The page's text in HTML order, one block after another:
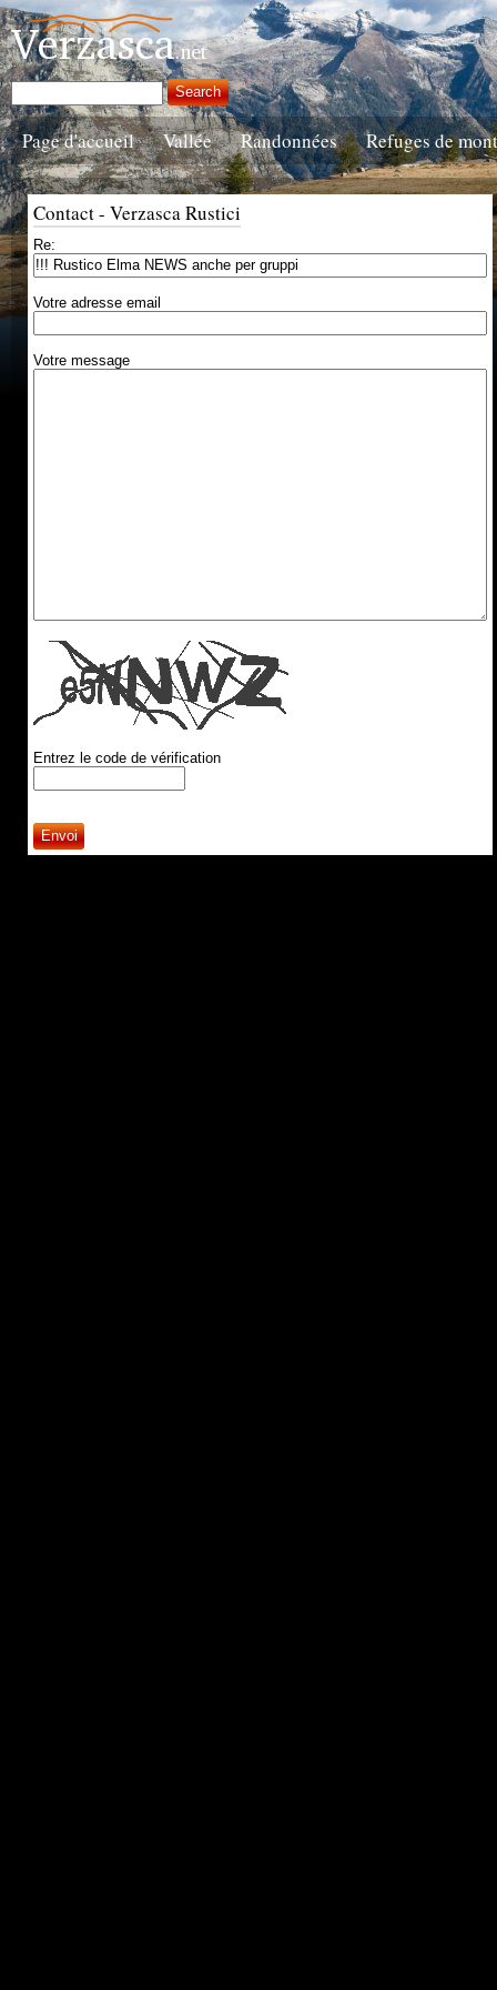
Page d'accueil Vallée Randonnées Refuges de
Contact - Verzasca Rustici
Re:
Votre adresse email
Votre message
Entrez le code de vérification